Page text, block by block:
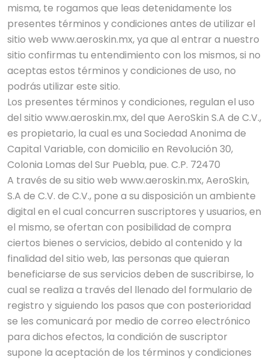
misma, te rogamos que leas detenidamente los
presentes términos y condiciones antes de utilizar el
sitio web www.aeroskin.mx, ya que al entrar a nuestro
sitio confirmas tu entendimiento con los mismos, si no
aceptas estos términos y condiciones de uso, no
podrás utilizar este sitio.
Los presentes términos y condiciones, regulan el uso
del sitio www.aeroskin.mx, del que AeroSkin S.A de C.V.,
es propietario, la cual es una Sociedad Anonima de
Capital Variable, con domicilio en Revolución 30,
Colonia Lomas del Sur Puebla, pue. C.P. 72470
A través de su sitio web www.aeroskin.mx, AeroSkin,
S.A de C.V. de C.V., pone a su disposición un ambiente
digital en el cual concurren suscriptores y usuarios, en
el mismo, se ofertan con posibilidad de compra
ciertos bienes o servicios, debido al contenido y la
finalidad del sitio web, las personas que quieran
beneficiarse de sus servicios deben de suscribirse, lo
cual se realiza a través del llenado del formulario de
registro y siguiendo los pasos que con posterioridad
se les comunicará por medio de correo electrónico
para dichos efectos, la condición de suscriptor
supone la aceptación de los términos y condiciones